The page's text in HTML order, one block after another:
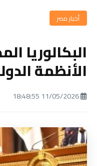
أخبار مصر
البكالوريا
الأنظمة